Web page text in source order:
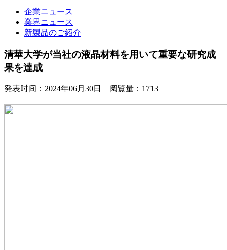
企業ニュース
業界ニュース
新製品のご紹介
清華大学が当社の液晶材料を用いて重要な研究成
果を達成
発表时间： 2024年06月30日 阅覧量： 1713